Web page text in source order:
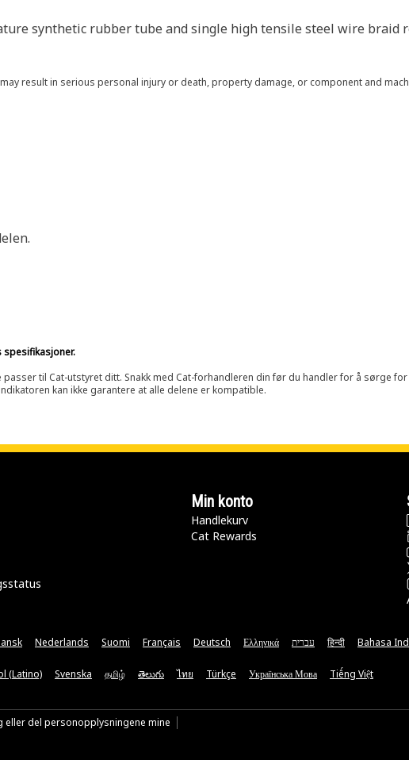
synthetic rubber tube and single high tensile steel wire braid
result in serious personal injury or death, property damage, or component and
spesifikasjoner.
til Cat-utstyret ditt. Snakk med Cat-forhandleren din før du handler for å sørge
kan ikke garantere at alle delene er kompatible.
Min konto
Handlekurv
Cat Rewards
Nederlands Suomi Français Deutsch Ελληνικά עברית हिन्दी Bahasa
(Latino) Svenska தமிழ் తెలుగు ไทย Türkçe Українська Мова Tiếng Việt
eller del personopplysningene mine